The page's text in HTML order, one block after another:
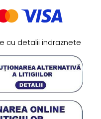
cu detalii indraznete